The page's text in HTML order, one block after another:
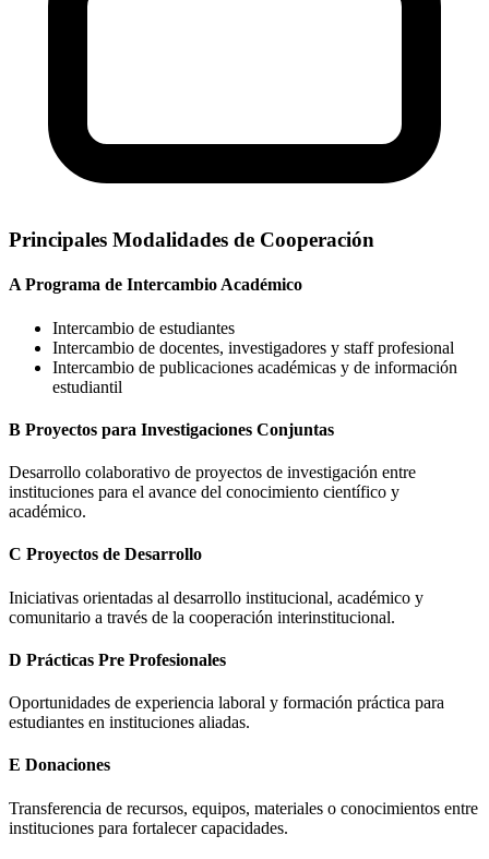
Principales Modalidades de Cooperación
A Programa de Intercambio Académico
Intercambio de estudiantes
Intercambio de docentes, investigadores y staff profesional
Intercambio de publicaciones académicas y de información
estudiantil
B Proyectos para Investigaciones Conjuntas
Desarrollo colaborativo de proyectos de investigación entre
instituciones para el avance del conocimiento científico y
académico.
C Proyectos de Desarrollo
Iniciativas orientadas al desarrollo institucional, académico y
comunitario a través de la cooperación interinstitucional.
D Prácticas Pre Profesionales
Oportunidades de experiencia laboral y formación práctica para
estudiantes en instituciones aliadas.
E Donaciones
Transferencia de recursos, equipos, materiales o conocimientos entre
instituciones para fortalecer capacidades.